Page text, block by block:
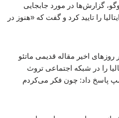
گزارش‌ها در مورد جابجایی
را تایید کرد و گفت که «هنوز در
اخیر مقاله قدیمی ماتئو
را در شبکه اجتماعی تروث
پاسخ داد: چون فکر می‌کردم